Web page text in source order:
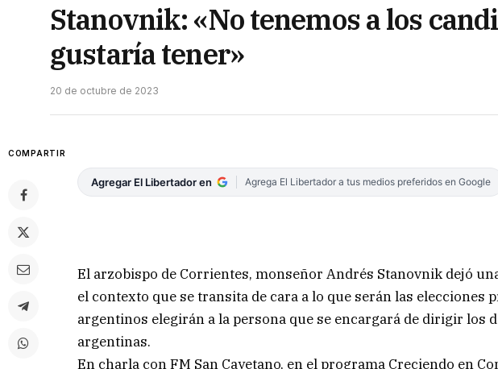
Stanovnik: «No tenemos a los
gustaría tener»
20 de octubre de 2023
COMPARTIR
Agregar El Libertador en Agrega El Libertador a tus medios preferidos en Google
El arzobispo de Corrientes, monseñor Andrés Stanovnik dejó
el contexto que se transita de cara a lo que serán las elecciones
argentinos elegirán a la persona que se encargará de dirigir los
argentinas.
En charla con FM San Cayetano, en el programa Creciendo en